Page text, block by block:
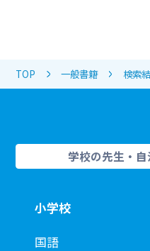
TOP 一般書籍 検索
学校の先生・
小学校
国語